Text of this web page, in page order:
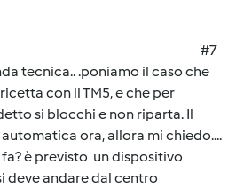
#7
tecnica.. .poniamo il caso che
con il TM5, e che per
si blocchi e non riparta. Il
ora, allora mi chiedo....
è previsto un dispositivo
deve andare dal centro